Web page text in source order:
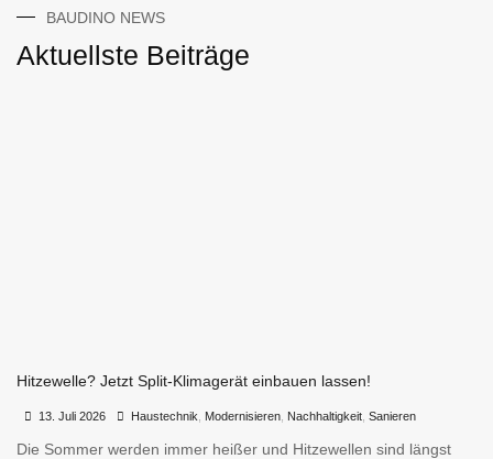
BAUDINO NEWS
Aktuellste Beiträge
Hitzewelle? Jetzt Split-Klimagerät einbauen lassen!
13. Juli 2026 Haustechnik Modernisieren Nachhaltigkeit Sanieren
Die Sommer werden immer heißer und Hitzewellen sind längst